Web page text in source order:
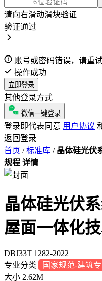
请向右滑动滑块验证
验证通过
账号或密码错误，请重
操作成功
立即登录
其他登录方式
微信一键登录
登录即代表同意 用户协议
返回登录
首页 / 标准库 / 晶体硅光伏
规程 详情
晶体硅光伏
屋面一体化
DBJ33T 1282-2022
专业分类
国家规范-建筑
大小 2.62M